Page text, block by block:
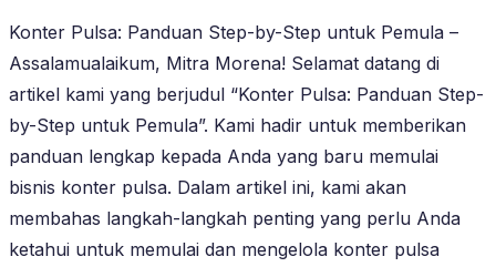
Konter Pulsa: Panduan Step-by-Step untuk Pemula –
Assalamualaikum, Mitra Morena! Selamat datang di
artikel kami yang berjudul “Konter Pulsa: Panduan Step-
by-Step untuk Pemula”. Kami hadir untuk memberikan
panduan lengkap kepada Anda yang baru memulai
bisnis konter pulsa. Dalam artikel ini, kami akan
membahas langkah-langkah penting yang perlu Anda
ketahui untuk memulai dan mengelola konter pulsa